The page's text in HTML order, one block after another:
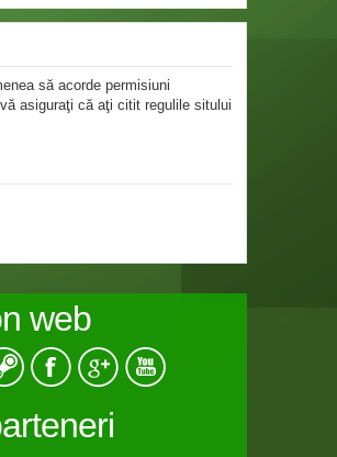
să acorde permisiuni
asiguraţi că aţi citit regulile sitului
web